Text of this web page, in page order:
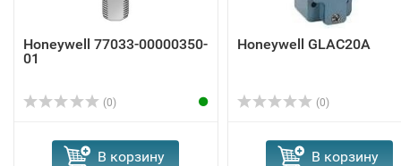
Honeywell 77033-00000350-
01
(0)
В корзину
Honeywell GLAC20A
(0)
В корзину